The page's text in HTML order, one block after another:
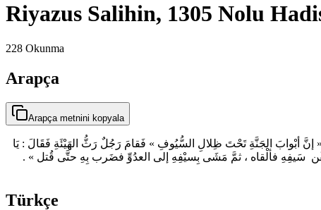
Riyazus Salihin, 1305 Nolu
228 Okunma
Arapça
Arapça metnini kopyala
أبْوابَ الجَنَّةِ تَحْتَ ظِلالِ السُّيُوفِ » فَقامَ رَجُلٌ رَثُّ الهَيْئَةِ فَقَالَ : يَا
سَيفِهِ فألْقاه ، ثمَّ مَشَى بِسيْفِهِ إلى العدُوِّ فضَرب بِهِ حتَّى قُتل » .
Türkçe